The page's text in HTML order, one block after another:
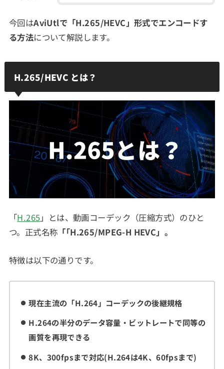
今回はAviUtlで「H.265/HEVC」形式でエンコードす
る方法について解説します。
H.265/HEVC とは？
「H.265」とは、動画コーデック（圧縮方式）のひと
つ。正式名称 「｢H.265/MPEG-H HEVC」。
特徴は以下の通りです。
現在主流の「H.264」コーデックの後継規格
H.264の半分のデータ容量・ビットレートで同等の
画質を再現できる
8K、300fpsまで対応(H.264は4K、60fpsまで)